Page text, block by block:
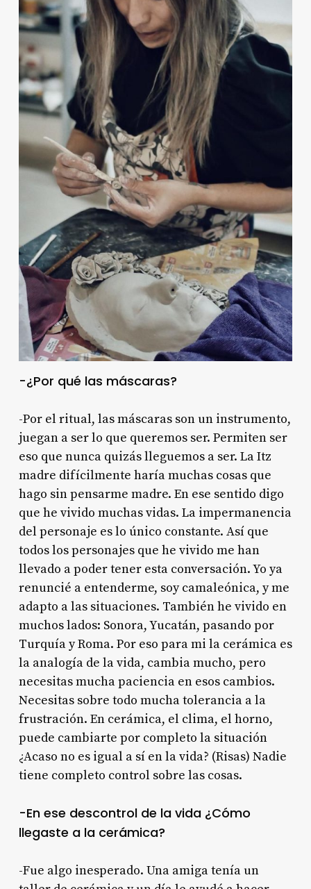
-¿Por qué las máscaras?
-Por el ritual, las máscaras son un instrumento,
juegan a ser lo que queremos ser. Permiten ser
eso que nunca quizás lleguemos a ser. La Itz
madre difícilmente haría muchas cosas que
hago sin pensarme madre. En ese sentido digo
que he vivido muchas vidas. La impermanencia
del personaje es lo único constante. Así que
todos los personajes que he vivido me han
llevado a poder tener esta conversación. Yo ya
renuncié a entenderme, soy camaleónica, y me
adapto a las situaciones. También he vivido en
muchos lados: Sonora, Yucatán, pasando por
Turquía y Roma. Por eso para mi la cerámica es
la analogía de la vida, cambia mucho, pero
necesitas mucha paciencia en esos cambios.
Necesitas sobre todo mucha tolerancia a la
frustración. En cerámica, el clima, el horno,
puede cambiarte por completo la situación
¿Acaso no es igual a sí en la vida? (Risas) Nadie
tiene completo control sobre las cosas.
-En ese descontrol de la vida ¿Cómo
llegaste a la cerámica?
-Fue algo inesperado. Una amiga tenía un